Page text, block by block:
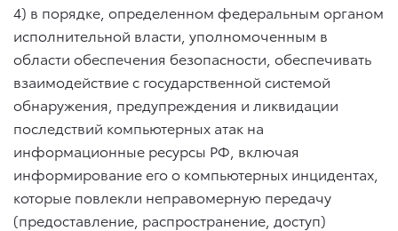
4) в порядке, определенном федеральным органом
исполнительной власти, уполномоченным в
области обеспечения безопасности, обеспечивать
взаимодействие с государственной системой
обнаружения, предупреждения и ликвидации
последствий компьютерных атак на
информационные ресурсы РФ, включая
информирование его о компьютерных инцидентах,
которые повлекли неправомерную передачу
(предоставление, распространение, доступ)